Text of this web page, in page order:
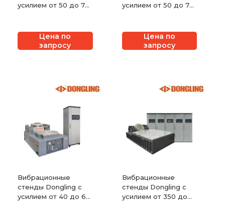
усилием от 50 до 70
Цена по
запросу
усилием от 50 до 70
Цена по
запросу
Вибрационные
стенды Dongling с
усилием от 40 до 60
Вибрационные
стенды Dongling с
усилием от 350 до